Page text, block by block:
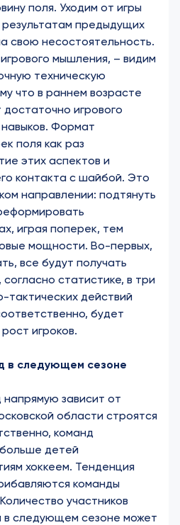
поля. Уходим от игры
предыдущих
свою несостоятельность.
мышления, – видим
техническую
что в раннем возрасте
игрового
Формат
поля как раз
этих аспектов и
контакта с шайбой. Это
направлении: подтянуть
играя поперек, тем
мощности. Во-первых,
все будут получать
статистике, в три
тактических действий
будет
игроков.
в следующем сезоне
зависит от
области строятся
команд
детей
хоккеем. Тенденция
команды
участников
в следующем сезоне может